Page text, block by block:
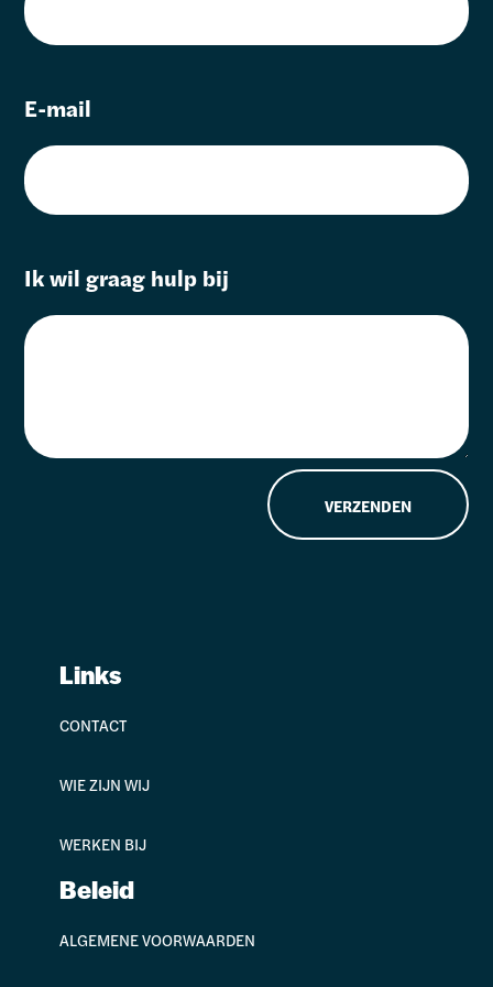
E-mail
Ik wil graag hulp bij
VERZENDEN
Links
CONTACT
WIE ZIJN WIJ
WERKEN BIJ
Beleid
ALGEMENE VOORWAARDEN